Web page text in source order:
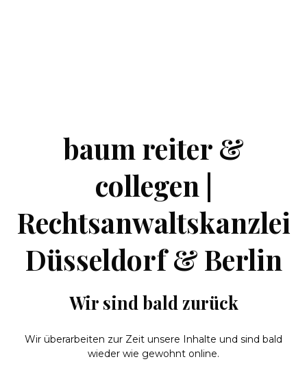
baum reiter &
collegen |
Rechtsanwaltskanzlei
Düsseldorf & Berlin
Wir sind bald zurück
Wir überarbeiten zur Zeit unsere Inhalte und sind bald
wieder wie gewohnt online.